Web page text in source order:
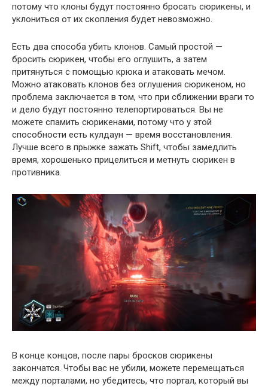
потому что клоны будут постоянно бросать сюрикены, и
уклониться от их скопления будет невозможно.
Есть два способа убить клонов. Самый простой —
бросить сюрикен, чтобы его оглушить, а затем
притянуться с помощью крюка и атаковать мечом.
Можно атаковать клонов без оглушения сюрикеном, но
проблема заключается в том, что при сближении враги то
и дело будут постоянно телепортироваться. Вы не
можете спамить сюрикенами, потому что у этой
способности есть кулдаун — время восстановления.
Лучше всего в прыжке зажать Shift, чтобы замедлить
время, хорошенько прицелиться и метнуть сюрикен в
противника.
В конце концов, после пары бросков сюрикены
закончатся. Чтобы вас не убили, можете перемещаться
между порталами, но убедитесь, что портал, который вы